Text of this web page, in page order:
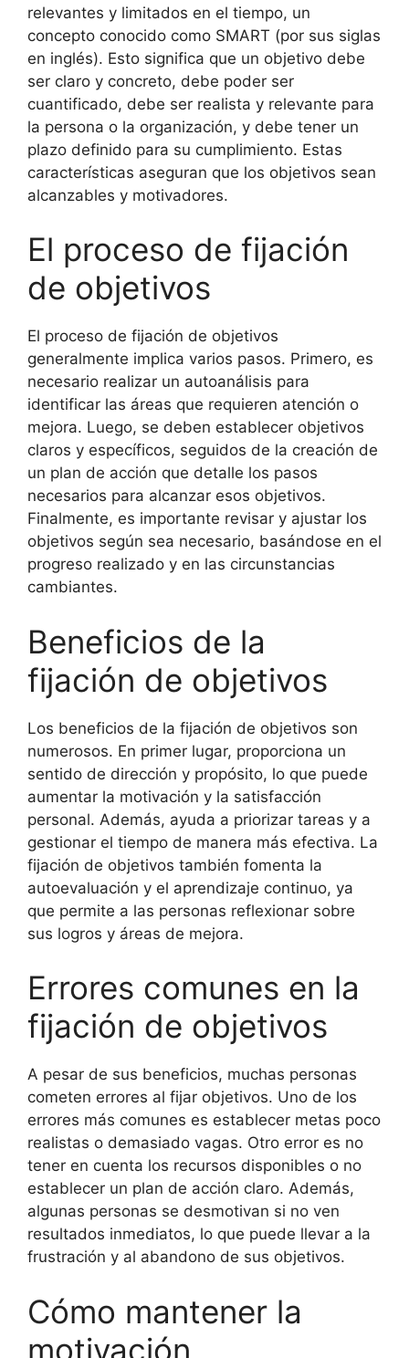
relevantes y limitados en el tiempo, un
concepto conocido como SMART (por sus siglas
en inglés). Esto significa que un objetivo debe
ser claro y concreto, debe poder ser
cuantificado, debe ser realista y relevante para
la persona o la organización, y debe tener un
plazo definido para su cumplimiento. Estas
características aseguran que los objetivos sean
alcanzables y motivadores.
El proceso de fijación
de objetivos
El proceso de fijación de objetivos
generalmente implica varios pasos. Primero, es
necesario realizar un autoanálisis para
identificar las áreas que requieren atención o
mejora. Luego, se deben establecer objetivos
claros y específicos, seguidos de la creación de
un plan de acción que detalle los pasos
necesarios para alcanzar esos objetivos.
Finalmente, es importante revisar y ajustar los
objetivos según sea necesario, basándose en el
progreso realizado y en las circunstancias
cambiantes.
Beneficios de la
fijación de objetivos
Los beneficios de la fijación de objetivos son
numerosos. En primer lugar, proporciona un
sentido de dirección y propósito, lo que puede
aumentar la motivación y la satisfacción
personal. Además, ayuda a priorizar tareas y a
gestionar el tiempo de manera más efectiva. La
fijación de objetivos también fomenta la
autoevaluación y el aprendizaje continuo, ya
que permite a las personas reflexionar sobre
sus logros y áreas de mejora.
Errores comunes en la
fijación de objetivos
A pesar de sus beneficios, muchas personas
cometen errores al fijar objetivos. Uno de los
errores más comunes es establecer metas poco
realistas o demasiado vagas. Otro error es no
tener en cuenta los recursos disponibles o no
establecer un plan de acción claro. Además,
algunas personas se desmotivan si no ven
resultados inmediatos, lo que puede llevar a la
frustración y al abandono de sus objetivos.
Cómo mantener la
motivación